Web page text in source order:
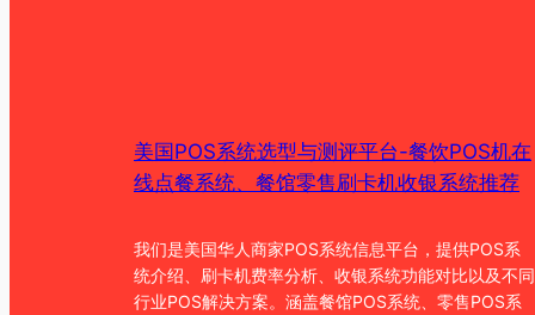
美国POS系统选型与测评平台-餐饮POS机在
线点餐系统、餐馆零售刷卡机收银系统推荐
我们是美国华人商家POS系统信息平台，提供POS系
统介绍、刷卡机费率分析、收银系统功能对比以及不同
行业POS解决方案。涵盖餐馆POS系统、零售POS系